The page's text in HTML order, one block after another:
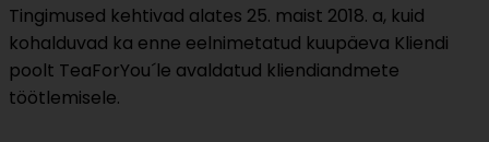
Tingimused kehtivad alates 25. maist 2018. a, kuid
kohalduvad ka enne eelnimetatud kuupäeva Kliendi
poolt TeaForYou´le avaldatud kliendiandmete
töötlemisele.